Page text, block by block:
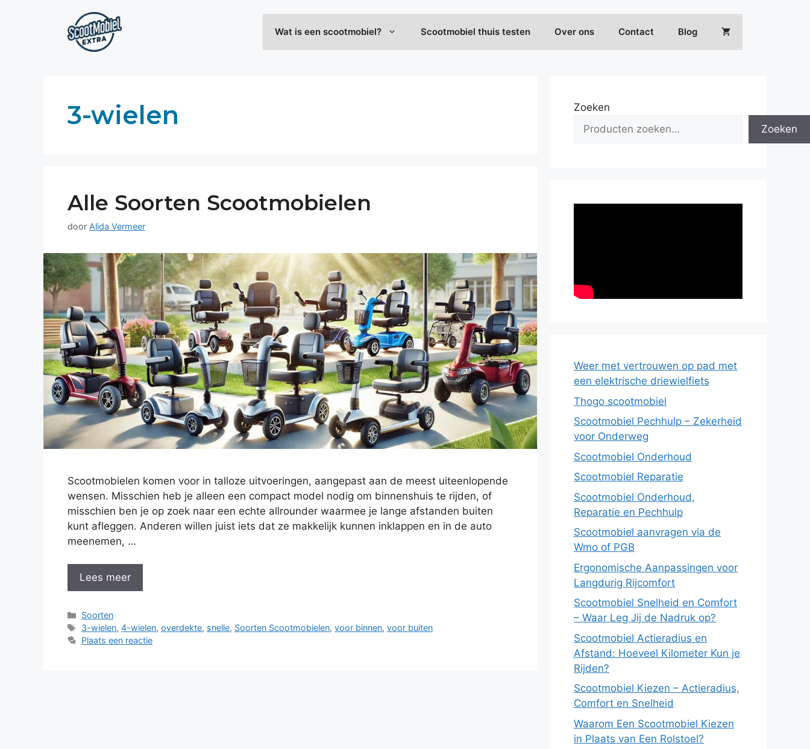
Wat is een scootmobiel? Scootmobiel thuis testen Over ons Contact Blog
3-wielen
Alle Soorten Scootmobielen
door Alida Vermeer
Scootmobielen komen voor in talloze uitvoeringen, aangepast aan de meest uiteenlopende
wensen. Misschien heb je alleen een compact model nodig om binnenshuis te rijden, of
misschien ben je op zoek naar een echte allrounder waarmee je lange afstanden buiten
kunt afleggen. Anderen willen juist iets dat ze makkelijk kunnen inklappen en in de auto
meenemen, …
Lees meer
Categorieën
Soorten
Tags
3-wielen,4-wielen,overdekte, snelle, Soorten Scootmobielen,voor binnen,voor buiten
Plaats een reactie
Zoeken
Zoeken
Weer met vertrouwen op pad met
een elektrische driewielfiets
Thogo scootmobiel
Scootmobiel Pechhulp – Zekerheid
voor Onderweg
Scootmobiel Onderhoud
Scootmobiel Reparatie
Scootmobiel Onderhoud,
Reparatie en Pechhulp
Scootmobiel aanvragen via de
Wmo of PGB
Ergonomische Aanpassingen voor
Langdurig Rijcomfort
Scootmobiel Snelheid en Comfort
– Waar Leg Jij de Nadruk op?
Scootmobiel Actieradius en
Afstand: Hoeveel Kilometer Kun je
Rijden?
Scootmobiel Kiezen – Actieradius,
Comfort en Snelheid
Waarom Een Scootmobiel Kiezen
in Plaats van Een Rolstoel?